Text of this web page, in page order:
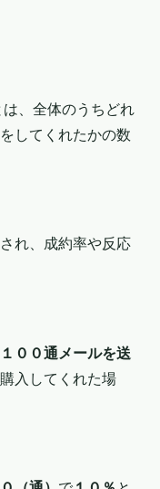
、全体のうちどれ
してくれたかの数
れ、成約率や反応
１００通メールを送
入してくれた場